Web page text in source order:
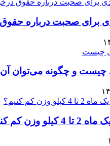
و چگونه می‌توان آن
وزن کم کنیم؟